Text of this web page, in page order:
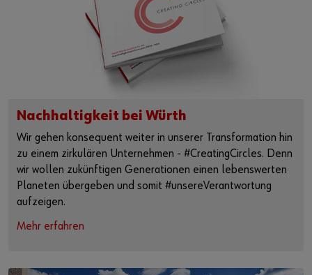
Nachhaltigkeit bei Würth
Wir gehen konsequent weiter in unserer Transformation hin
zu einem zirkulären Unternehmen - #CreatingCircles. Denn
wir wollen zukünftigen Generationen einen lebenswerten
Planeten übergeben und somit #unsereVerantwortung
aufzeigen.
Mehr erfahren